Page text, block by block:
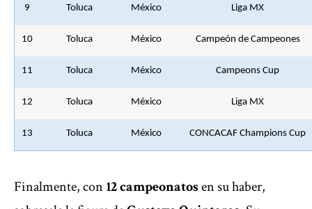
9 Toluca México Liga MX
10 Toluca México Campeón de Campeones
11 Toluca México Campeons Cup
12 Toluca México Liga MX
13 Toluca México CONCACAF Champions Cup
Finalmente, con12 campeonatosen su haber,